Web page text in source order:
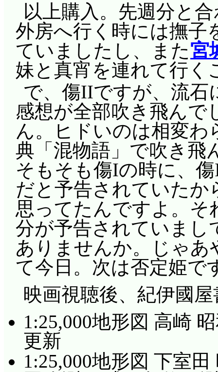
以上購入。先週分と
外房へ行く時には撫子
ていましたし、また宮
妹と真宵を連れて行く
で、傷IIですが、流石
感想が全部吹き飛んで
ん。ヒドいのは相変
典「混物語」で吹き飛
そもそも傷Iの時に、
だと予告されていたか
思ってたんですよ。そ
分が予告されていまし
ありませんか。じゃ
て今日。次は否定姫で
映画視聴後、紀伊國
1:25,000地形図 高崎
更新
1:25,000地形図 下室